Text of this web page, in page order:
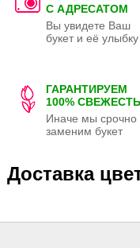
С АДРЕСАТОМ
Вы увидете Ваш
букет и её улыбку
ГАРАНТИРУЕМ
100% СВЕЖЕСТЬ
Иначе мы срочно
заменим букет
Доставка